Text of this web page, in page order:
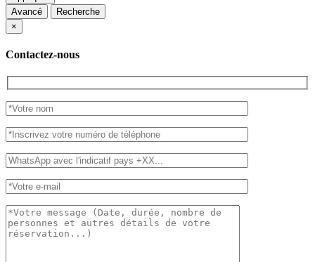
Avancé
Recherche
×
Contactez-nous